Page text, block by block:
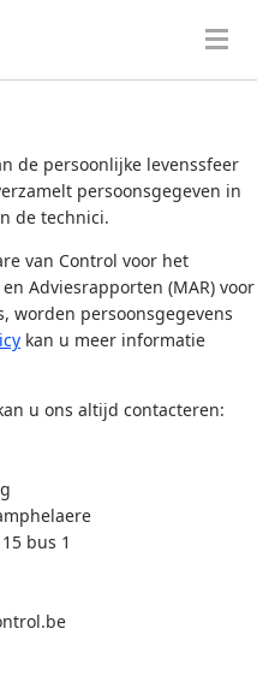
de persoonlijke levenssfeer
persoonsgegeven in
de technici.
van Control voor het
Adviesrapporten (MAR) voor
worden persoonsgegevens
kan u meer informatie
u ons altijd contacteren:
bus 1